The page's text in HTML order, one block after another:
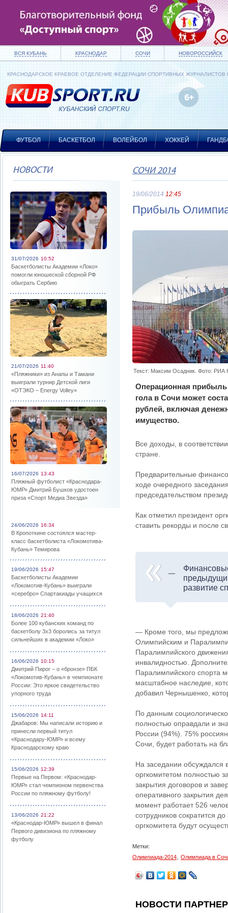
ВСЯ КУБАНЬ КРАСНОДАР СОЧИ НОВОРОССИЙСК
КРАСНОДАРСКОЕ КРАЕВОЕ ОТДЕЛЕНИЕ ФЕДЕРАЦИИ СПОРТИВНЫХ ЖУРНАЛИСТОВ
ФУТБОЛ БАСКЕТБОЛ ВОЛЕЙБОЛ ХОККЕЙ
НОВОСТИ
31/07/2026 10:52
Баскетболисты Академии «Локо»
помогли юношеской сборной РФ
обыграть Сербию
21/07/2026 11:40
«Пляжники» из Анапы и Тамани
выиграли турнир Детской лиги
«ОТЭКО – Energy Volley»
16/07/2026 13:43
Пляжный футболист «Краснодара-
ЮМР» Дмитрий Бушков удостоен
приза «Спорт Медиа Звезда»
24/06/2026 16:34
В Кропоткине состоялся мастер-
класс баскетболиста «Локомотива-
Кубань» Темирова
19/06/2026 15:47
Баскетболисты Академии
«Локомотив-Кубань» выиграли
«серебро» Спартакиады учащихся
18/06/2026 21:40
Более 100 кубанских команд по
баскетболу 3х3 боролись за титул
сильнейших в академии «Локо»
16/06/2026 10:15
Дмитрий Пирог – о «бронзе» ПБК
«Локомотив-Кубань» в чемпионате
России: Это яркое свидетельство
упорного труда
15/06/2026 14:11
Джабаров: Мы написали историю и
принесли первый титул
«Краснодару-ЮМР» и всему
Краснодарскому краю
15/06/2026 12:39
Первые на Первом: «Краснодар-
ЮМР» стал чемпионом первенства
России по пляжному футболу!
13/06/2026 21:22
«Краснодар-ЮМР» вышел в финал
Первого дивизиона по пляжному
футболу
СОЧИ 2014
19/06/2014 12:45
Прибыль
Текст: Максим Осадник. Фото: РИА
Операционная
гола в Сочи может
рублей, включая
имущество.
Все доходы, в
стране.
Предварительные
ходе очередного
председательством
Как отметил президент
ставить рекорды и после
развитие
— Кроме того, мы
Олимпийским и
Паралимпийского
инвалидностью.
Паралимпийского спорта
масштабное наследие,
добавил Чернышенко,
По данным
полностью оправдали и
России (94%). 75%
Сочи, будет работать на
На заседании обсуждался
оргкомитетом полностью
закрытия договоров и
оперативного закрытия
момент работает 526
сотрудников сократится
оргкомитета будут
Метки:
Олимпиада-2014
Олимпиада в
НОВОСТИ